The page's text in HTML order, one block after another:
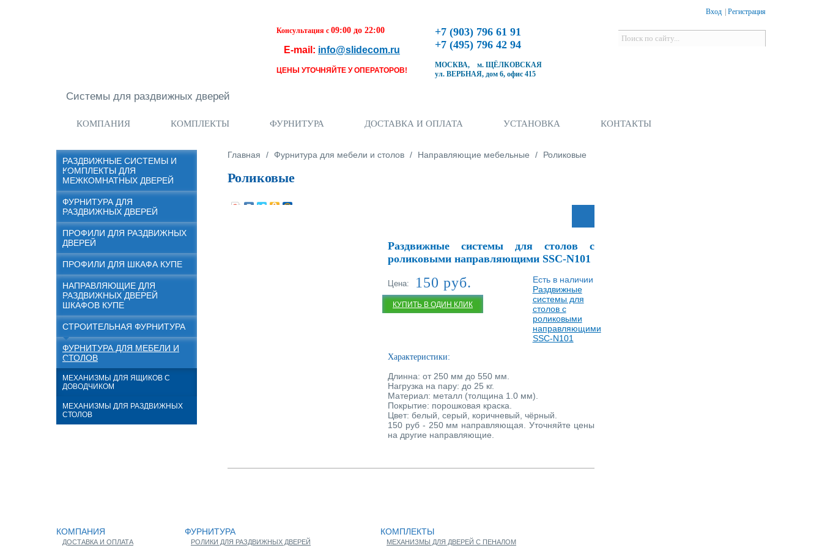
Консультация с 09:00 до 22:00
E-mail: info@slidecom.ru
ЦЕНЫ УТОЧНЯЙТЕ У ОПЕРАТОРОВ!
+7 (903) 796 61 91
+7 (495) 796 42 94
МОСКВА, м. ЩЁЛКОВСКАЯ
ул. ВЕРБНАЯ, дом 6, офис 415
Системы для раздвижных дверей
Вход Регистрация
Форма поиска
Поиск
КОМПАНИЯ КОМПЛЕКТЫ ФУРНИТУРА ДОСТАВКА И ОПЛАТА УСТАНОВКА КОНТАКТЫ
Вы здесь
Главная / Фурнитура для мебели и столов / Направляющие мебельные / Роликовые
Роликовые
Раздвижные системы для столов с
роликовыми направляющими SSC-N101
Цена: 150 руб.
КУПИТЬ В ОДИН КЛИК
Есть в наличии
Раздвижные
системы для
столов с
роликовыми
направляющими
SSC-N101
Характеристики:
Длинна: от 250 мм до 550 мм.
Нагрузка на пару: до 25 кг.
Материал: металл (толщина 1.0 мм).
Покрытие: порошковая краска.
Цвет: белый, серый, коричневый, чёрный.
150 руб - 250 мм направляющая. Уточняйте цены
на другие направляющие.
РАЗДВИЖНЫЕ СИСТЕМЫ И
КОМПЛЕКТЫ ДЛЯ
МЕЖКОМНАТНЫХ ДВЕРЕЙ
ФУРНИТУРА ДЛЯ
РАЗДВИЖНЫХ ДВЕРЕЙ
ПРОФИЛИ ДЛЯ РАЗДВИЖНЫХ
ДВЕРЕЙ
ПРОФИЛИ ДЛЯ ШКАФА КУПЕ
НАПРАВЛЯЮЩИЕ ДЛЯ
РАЗДВИЖНЫХ ДВЕРЕЙ
ШКАФОВ КУПЕ
СТРОИТЕЛЬНАЯ ФУРНИТУРА
ФУРНИТУРА ДЛЯ МЕБЕЛИ И
СТОЛОВ
МЕХАНИЗМЫ ДЛЯ ЯЩИКОВ С
ДОВОДЧИКОМ
МЕХАНИЗМЫ ДЛЯ РАЗДВИЖНЫХ
СТОЛОВ
КОМПАНИЯ
ДОСТАВКА И ОПЛАТА
ФУРНИТУРА
РОЛИКИ ДЛЯ РАЗДВИЖНЫХ ДВЕРЕЙ
КОМПЛЕКТЫ
МЕХАНИЗМЫ ДЛЯ ДВЕРЕЙ С ПЕНАЛОМ
время доставки
Купить в один клик